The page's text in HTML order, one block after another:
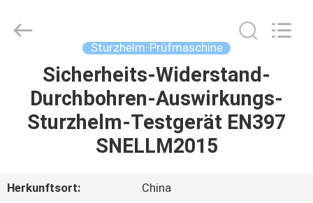
HAUS
PRODUKTE
Ltd..
Sturzhelm-Prüfmaschine
Sicherheits-Widerstand-
Durchbohren-Auswirkungs-
Sturzhelm-Testgerät EN397
SNELLM2015
Herkunftsort:
China